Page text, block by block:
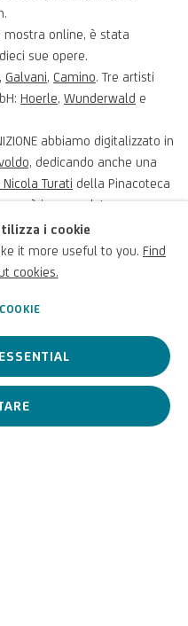
mostra online, è stata
sue opere.
, Galvani,Camino. Tre artisti
Hoerle,Wunderwald e
abbiamo digitalizzato in
dedicando anche una
Turati della Pinacoteca
è in comodato.
una mostra online dal titolo
gli assenti)ed è stata
a lui
PROSSIMO
i cookie
it more useful to you. Find
cookies.